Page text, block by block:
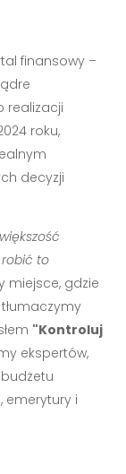
finansowy –
realizacji
roku,
decyzji
większość
robić to
miejsce, gdzie
"Kontroluj
ekspertów,
emerytury i